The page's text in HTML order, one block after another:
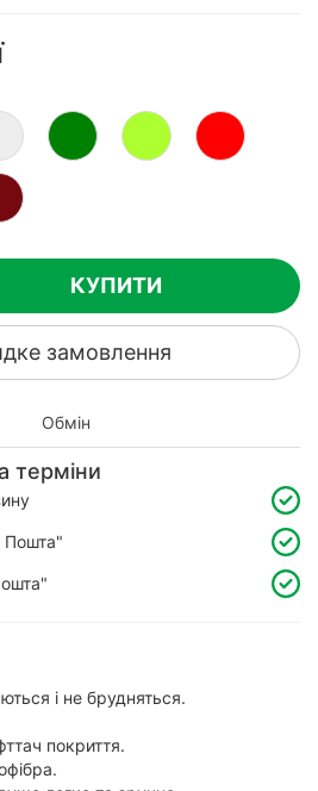
КУПИТИ
замовлення
Обмін
терміни
і не брудняться.
покриття.